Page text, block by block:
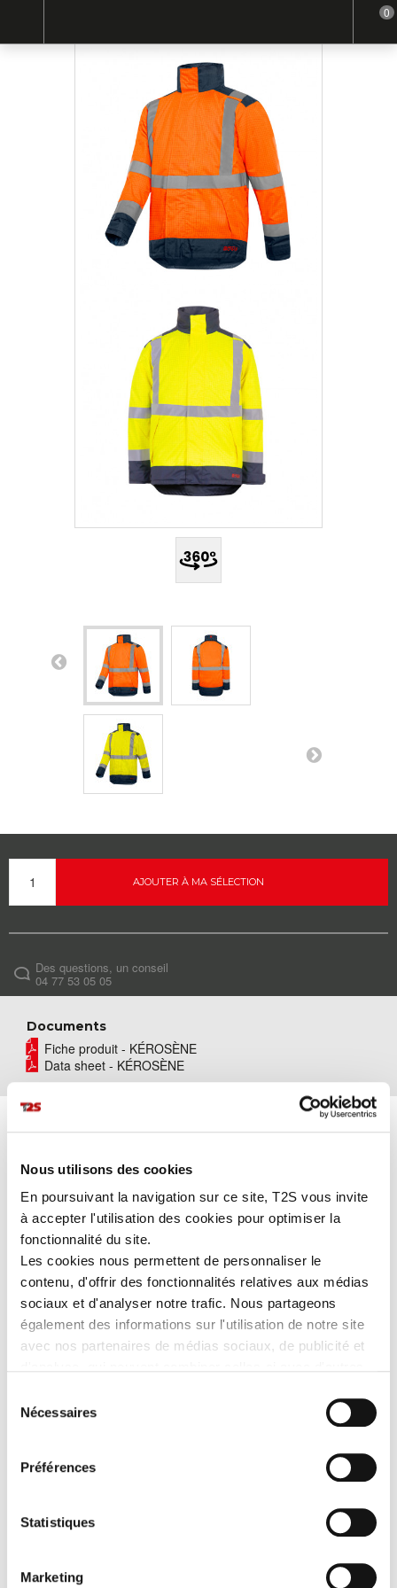
Nous utilisons des cookies
En poursuivant la navigation sur ce site, T2S vous invite
à accepter l'utilisation des cookies pour optimiser la
fonctionnalité du site.
Les cookies nous permettent de personnaliser le
contenu, d'offrir des fonctionnalités relatives aux médias
sociaux et d'analyser notre trafic. Nous partageons
également des informations sur l'utilisation de notre site
avec nos partenaires de médias sociaux, de publicité et
collectées lors de votre utilisation de leurs services.
Nécessaires
Préférences
Statistiques
Marketing
AJOUTER À MA SÉLECTION
Des questions, un conseil
04 77 53 05 05
Documents
Fiche produit - KÉROSÈNE
Data sheet - KÉROSÈNE
PARKA KÉROSÈNE
Conçue à partir d'un tissu Oxford 300D Flame Retardant, la
parka KÉROSÈNE vous offreune protection optimale contre la
chaleur et les flammes.
Dotée de bandes rétroréfléchissantes microbilles, elle vous
assure unevisibilité optimale de jour comme de nuit.
PLUS DE DÉTAILS
0